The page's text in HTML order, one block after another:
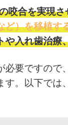
咬合を実現
ど）を移植す
や入れ歯治療
必要ですの
す。以下で